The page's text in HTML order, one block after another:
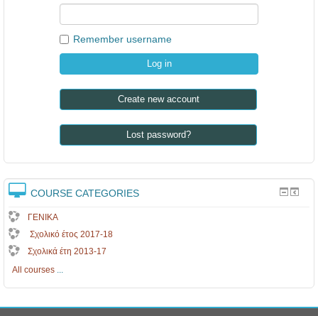
Remember username
Create new account
Lost password?
COURSE CATEGORIES
ΓΕΝΙΚΑ
Σχολικό έτος 2017-18
Σχολικά έτη 2013-17
All courses